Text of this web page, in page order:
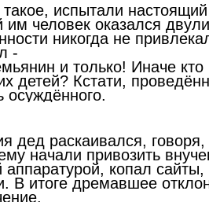
такое, испытали
им человек оказался
никогда не
-
и только! Иначе
детей? Кстати,
дед раскаивался, говоря,
начали привозить
копал
В итоге дремавшее